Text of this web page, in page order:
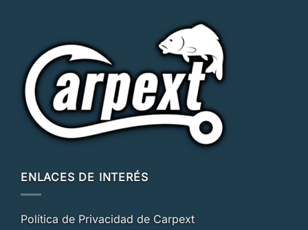
ENLACES DE INTERÉS
Política de Privacidad de Carpext